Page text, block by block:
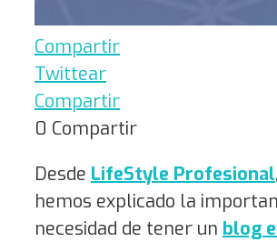
Compartir
Twittear
Compartir
0 Compartir
Desde LifeStyle Profesional
hemos explicado la
necesidad de tener un blog